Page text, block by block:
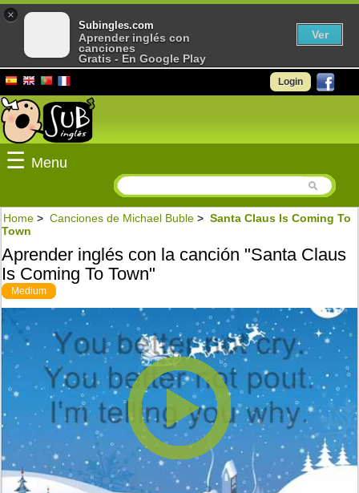
Login
☰ Menu
Home > Canciones de Michael Buble > Santa Claus Is Coming To
Town
Aprender inglés con la canción "Santa Claus
Is Coming To Town"
Medium
×
Subingles.com
Aprender inglés con
canciones
Gratis - En Google Play
Ver